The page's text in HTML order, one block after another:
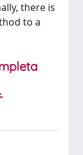
there is
to a